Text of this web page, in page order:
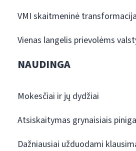
VMI skaitmeninė transformacija
Vienas langelis prievolėms
NAUDINGA
Mokesčiai ir jų dydžiai
Atsiskaitymas grynaisiais
Dažniausiai užduodami